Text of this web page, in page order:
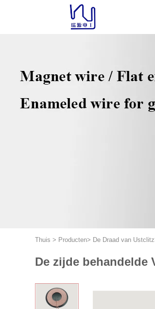
Thuis > Producten> De Draad van Ustclitz
De zijde behandelde